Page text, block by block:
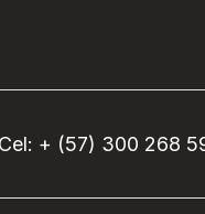
+ (57) 300 268